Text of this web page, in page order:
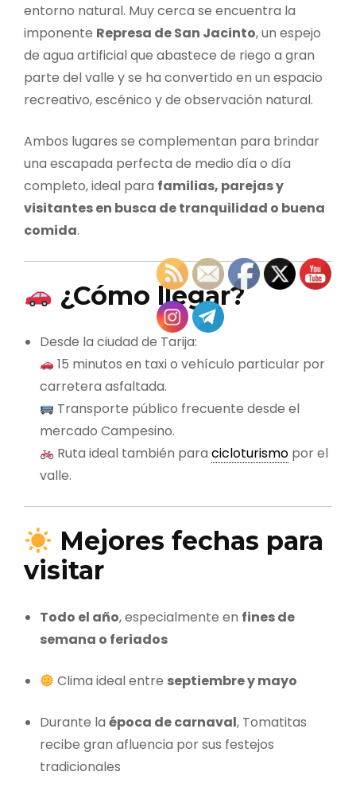
entorno natural. Muy cerca se encuentra la
imponente Represa de San Jacinto, un espejo
de agua artificial que abastece de riego a gran
parte del valle y se ha convertido en un espacio
recreativo, escénico y de observación natural.
Ambos lugares se complementan para brindar
una escapada perfecta de medio día o día
completo, ideal para familias, parejas y
visitantes en busca de tranquilidad o buena
comida.
¿Cómo llegar?
Desde la ciudad de Tarija:
15 minutos en taxi o vehículo particular por
carretera asfaltada.
Transporte público frecuente desde el
mercado Campesino.
Ruta ideal también paracicloturismo por el
valle.
Mejores fechas para
visitar
Todo el año, especialmente en fines de
semana o feriados
Clima ideal entre septiembre y mayo
Durante la época de carnaval, Tomatitas
recibe gran afluencia por sus festejos
tradicionales